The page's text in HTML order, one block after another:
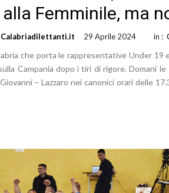
Femminile, ma
Calabriadilettanti.it 29 Aprile 2024 in :
che porta le rappresentative Under 19
Campania dopo i tiri di rigore. Domani
– Lazzaro nei canonici orari delle